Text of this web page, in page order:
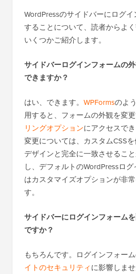
WordPressのサイドバーにログ
することについて、読者からよ
いくつかご紹介します。
サイドバーログインフォームの
できますか？
はい、できます。 WPFormsのよ
用すると、フォームの外観を変
リングオプションにアクセスで
変更については、カスタムCSS
デザインと完全に一致させるこ
し、デフォルトのWordPressロ
はカスタマイズオプションが非
す。
サイドバーにログインフォーム
ですか？
もちろんです。ログインフォー
イトのセキュリティに影響しま